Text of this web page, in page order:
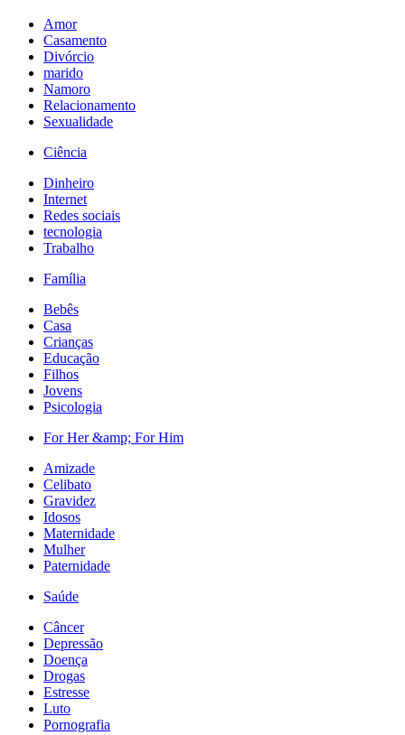
Amor
Casamento
Divórcio
marido
Namoro
Relacionamento
Sexualidade
Ciência
Dinheiro
Internet
Redes sociais
tecnologia
Trabalho
Família
Bebês
Casa
Crianças
Educação
Filhos
Jovens
Psicologia
For Her &amp; For Him
Amizade
Celibato
Gravidez
Idosos
Maternidade
Mulher
Paternidade
Saúde
Câncer
Depressão
Doença
Drogas
Estresse
Luto
Pornografia